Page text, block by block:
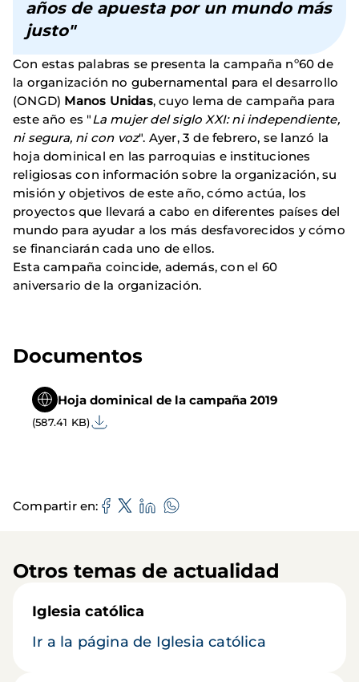
años de apuesta por un mundo más
justo"
Con estas palabras se presenta la campaña nº60 de
la organización no gubernamental para el desarrollo
(ONGD) Manos Unidas, cuyo lema de campaña para
este año es "La mujer del siglo XXI: ni independiente,
ni segura, ni con voz". Ayer, 3 de febrero, se lanzó la
hoja dominical en las parroquias e instituciones
religiosas con información sobre la organización, su
misión y objetivos de este año, cómo actúa, los
proyectos que llevará a cabo en diferentes países del
mundo para ayudar a los más desfavorecidos y cómo
se financiarán cada uno de ellos.
Esta campaña coincide, además, con el 60
aniversario de la organización.
Documentos
Hoja dominical de la campaña 2019
(587.41 KB)
Compartir en
Otros temas de actualidad
Iglesia católica
Ir a la página de Iglesia católica